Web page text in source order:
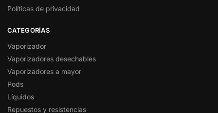
Políticas de privacidad
CATEGORÍAS
Vaporizador
Vaporizadores desechables
Vaporizadores a mayor
Pods
Líquidos
Repuestos y resistencias